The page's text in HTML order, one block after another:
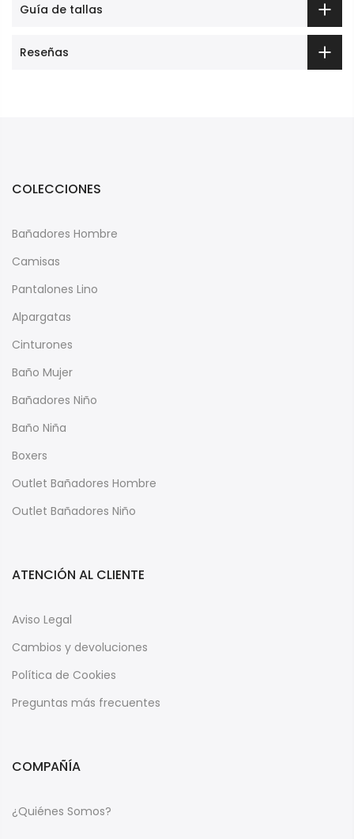
Guía de tallas
Reseñas
COLECCIONES
Bañadores Hombre
Camisas
Pantalones Lino
Alpargatas
Cinturones
Baño Mujer
Bañadores Niño
Baño Niña
Boxers
Outlet Bañadores Hombre
Outlet Bañadores Niño
ATENCIÓN AL CLIENTE
Aviso Legal
Cambios y devoluciones
Política de Cookies
Preguntas más frecuentes
COMPAÑÍA
¿Quiénes Somos?